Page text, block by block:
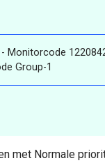
Monitorcode
Group-1
met Normale